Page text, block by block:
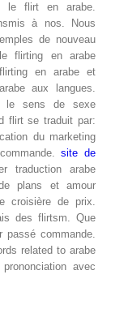
le flirt en arabe.
à nos. Nous
de nouveau
flirting en arabe
en arabe et
aux langues.
le sens de sexe
flirt se traduit par:
du marketing
site de
traduction arabe
plans et amour
croisière de prix.
passé commande.
related to arabe
avec